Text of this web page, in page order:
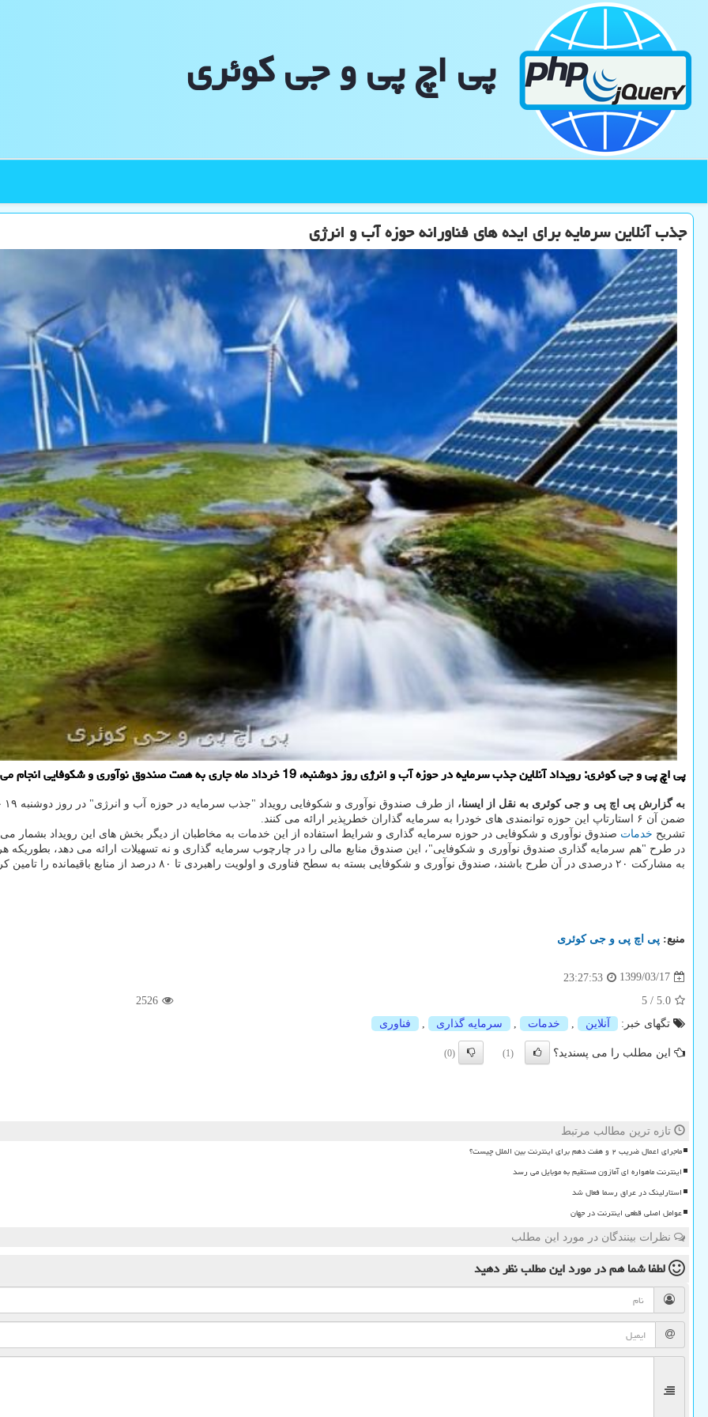
پی اچ پی و جی كوئری
جذب آنلاین سرمایه برای ایده های فناورانه حوزه آب و انرژی
پی اچ پی و جی كوئری: رویداد آنلاین جذب سرمایه در حوزه آب و انرژی روز دوشنبه، 19 خرداد ماه جاری به همت صندوق نوآوری و شكوفایی انجام می شود.
به گزارش پی اچ پی و جی کوئری به نقل از ایسنا،
ضمن آن ۶ استارتاپ این حوزه توانمندی های خودرا به سرمایه گذاران خطرپذیر ارائه می کنند.
تشریح خدمات صندوق نوآوری و شکوفایی در حوزه سرمایه گذاری و شرایط استفاده از این خدمات به مخاطبان از دیگر بخش های این رویداد بشمار
در طرح "هم سرمایه گذاری صندوق نوآوری و شکوفایی"، این صندوق منابع مالی را در چارچوب سرمایه گذاری و نه تسهیلات ارائه می دهد،
به مشارکت ۲۰ درصدی در آن طرح باشند، صندوق نوآوری و شکوفایی بسته به سطح فناوری و اولویت راهبردی تا ۸۰ درصد از منابع باقیمانده را تامین کرده و در سود و زیان طرح سهیم خواهد بود.
منبع: پی اچ پی و جی كوئری
1399/03/17
23:27:53
5.0
/
5
2526
تگهای خبر:
آنلاین , خدمات , سرمایه گذاری , فناوری
این مطلب را می پسندید؟ (1)
(0)
تازه ترین مطالب مرتبط
ماجرای اعمال ضریب ۲ و هفت دهم برای اینترنت بین الملل چیست؟
اینترنت ماهواره ای آمازون مستقیم به موبایل می رسد
استارلینک در عراق رسما فعال شد
عوامل اصلی قطعی اینترنت در جهان
نظرات بینندگان در مورد این مطلب
لطفا شما همدر مورد این مطلبنظر دهید